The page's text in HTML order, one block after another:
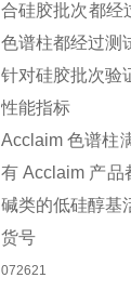
合硅胶批次都经
色谱柱都经过测
针对硅胶批次验
性能指标
Acclaim 色谱柱
有 Acclaim 产品
碱类的低硅醇基
货号
072621